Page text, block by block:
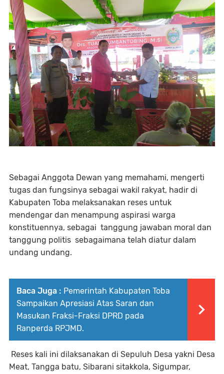
Sebagai Anggota Dewan yang memahami, mengerti
tugas dan fungsinya sebagai wakil rakyat, hadir di
Kabupaten Toba melaksanakan reses untuk
mendengar dan menampung aspirasi warga
konstituennya, sebagai tanggung jawaban moral dan
tanggung politis sebagaimana telah diatur dalam
undang undang.
Baca Juga : Pemerintah Kabupaten Toba
Sampaikan Apresiasi Atas Saran dan
Masukan Fraksi-Fraksi DPRD pada
Ranperda RPJMD.
Reses kali ini dilaksanakan di Sepuluh Desa yakni Desa
Meat, Tangga batu, Sibarani sitakkola, Sigumpar,